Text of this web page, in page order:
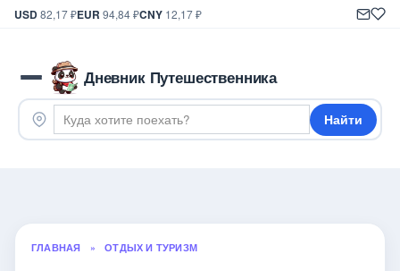
USD82,17 ₽EUR 94,84 ₽CNY 12,17 ₽
Дневник Путешественника
Найти
ГЛАВНАЯ » ОТДЫХ И ТУРИЗМ